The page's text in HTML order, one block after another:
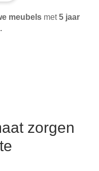
meubels met5 jaar
zorgen